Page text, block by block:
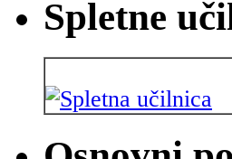
Spletne